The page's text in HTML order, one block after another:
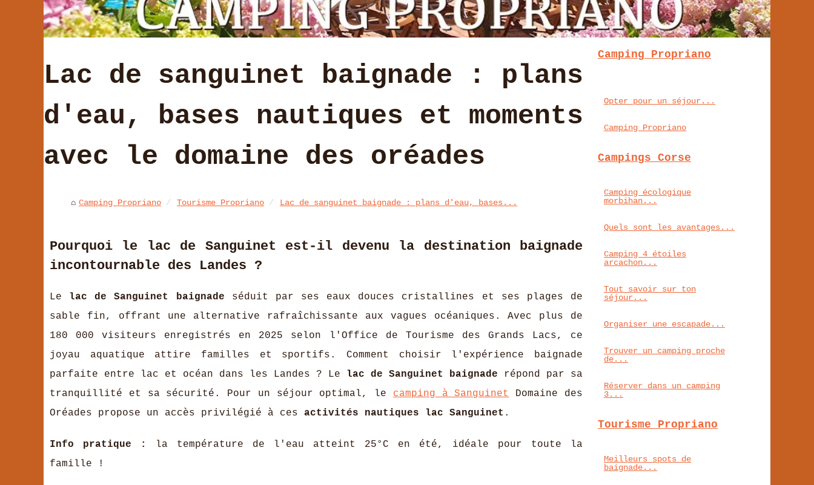
Lac de sanguinet baignade : plans
d'eau, bases nautiques et moments
avec le domaine des oréades
Camping Propriano Tourisme Propriano Lac de sanguinet baignade : plans d'eau, bases...
Pourquoi le lac de Sanguinet est-il devenu la destination baignade
incontournable des Landes ?
Le lac de Sanguinet baignade séduit par ses eaux douces cristallines et ses plages de
sable fin, offrant une alternative rafraîchissante aux vagues océaniques. Avec plus de
180 000 visiteurs enregistrés en 2025 selon l'Office de Tourisme des Grands Lacs, ce
joyau aquatique attire familles et sportifs. Comment choisir l'expérience baignade
parfaite entre lac et océan dans les Landes ? Le lac de Sanguinet baignade répond par sa
tranquillité et sa sécurité. Pour un séjour optimal, le camping à Sanguinet
Domaine des
Oréades propose un accès privilégié à ces activités nautiques lac Sanguinet .
Info pratique :
la température de l'eau atteint 25°C en été, idéale pour toute la
famille !
Camping Propriano
Opter pour un séjour...
Camping Propriano
Campings Corse
Camping écologique
morbihan...
Quels sont les avantages...
Camping 4 étoiles
arcachon...
Tout savoir sur ton
séjour...
Organiser une escapade...
Trouver un camping proche
de...
Réserver dans un camping
3...
Tourisme Propriano
Meilleurs spots de
baignade...